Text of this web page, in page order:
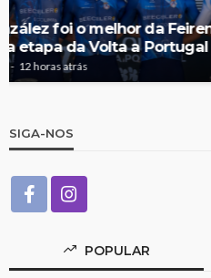
Jorge Palma, Linda
destaques da nova
António Lamoso
Rádio Sintonia 19 horas atrás
SIGA-NOS
POPULAR